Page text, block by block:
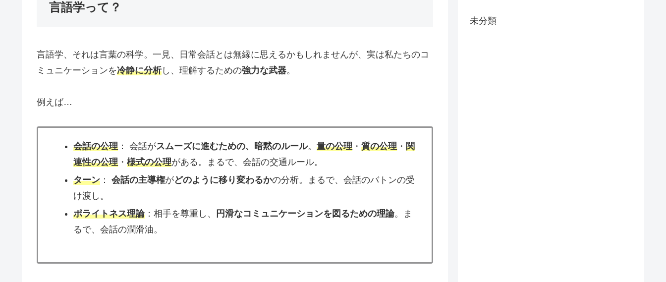
言語学って？
言語学、それは言葉の科学。一見、日常会話とは無縁に思えるかもしれませんが、実は私たちのコ
ミュニケーションを冷静に分析し、理解するための強力な武器。
例えば…
会話の公理： 会話がスムーズに進むための、暗黙のルール。 量の公理・ 質の公理・ 関
連性の公理・ 様式の公理がある。まるで、会話の交通ルール。
ターン： 会話の主導権がどのように移り変わるかの分析。まるで、会話のバトンの受
け渡し。
ポライトネス理論：相手を尊重し、 円滑なコミュニケーションを図るための理論。ま
るで、会話の潤滑油。
未分類